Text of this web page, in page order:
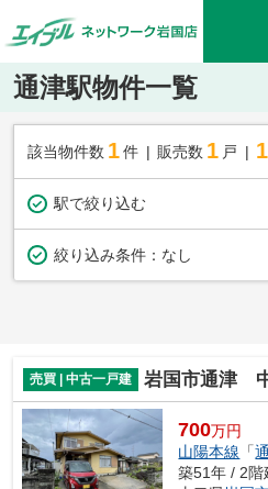
通津駅物件一覧
該当物件数 1件 販売数 1 戸
駅で絞り込む
絞り込み条件： なし
売買 | 中古一戸建 岩国市通津
700万円
山陽本線 「
築51年 / 2階